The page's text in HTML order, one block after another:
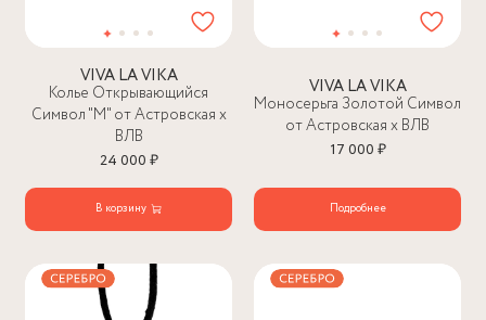
VIVA LA VIKA
Колье Открывающийся
Символ "М" от Астровская х
ВЛВ
24 000 ₽
В корзину
VIVA LA VIKA
Моносерьга Золотой Символ
от Астровская х ВЛВ
17 000 ₽
Подробнее